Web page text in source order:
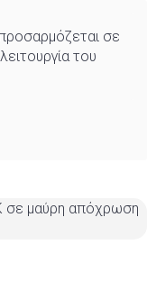
σε
του
σε μαύρη απόχρωση